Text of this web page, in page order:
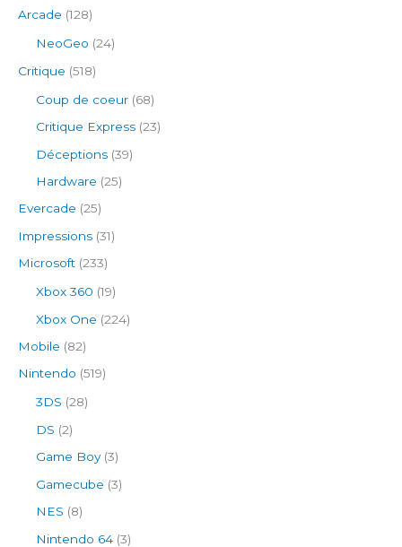
Arcade (128)
NeoGeo (24)
Critique (518)
Coup de coeur (68)
Critique Express (23)
Déceptions (39)
Hardware (25)
Evercade (25)
Impressions (31)
Microsoft (233)
Xbox 360 (19)
Xbox One (224)
Mobile (82)
Nintendo (519)
3DS (28)
DS (2)
Game Boy(3)
Gamecube (3)
NES (8)
Nintendo 64 (3)